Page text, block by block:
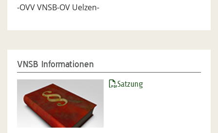
-OVV VNSB-OV Uelzen-
VNSB Informationen
Satzung